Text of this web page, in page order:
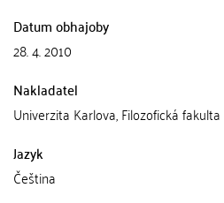
Datum obhajoby
28. 4. 2010
Nakladatel
Univerzita Karlova, Filozofická fakulta
Jazyk
Čeština